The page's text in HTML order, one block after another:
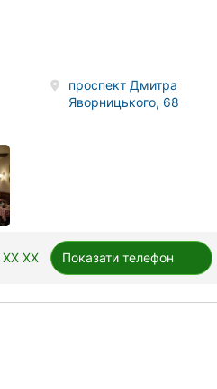
проспект Дмитра
Яворницького, 68
XX XX Показати телефон